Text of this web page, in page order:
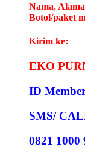
Nama,
Botol/paket
Kirim ke:
EKO
ID
SMS/
0821 1000